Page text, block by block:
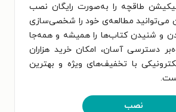
طاقچه را به‌صورت رایگان نصب
می‌توانید مطالعه‌ی خود را شخصی‌سازی
و شنیدن کتاب‌ها را همیشه و همه‌جا
دسترسی آسان، امکان خرید هزاران
با تخفیف‌های ویژه و بهترین
نصب